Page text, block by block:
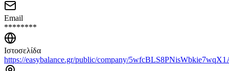
Email
********
Ιστοσελίδα
https://easybalance.gr/public/company/